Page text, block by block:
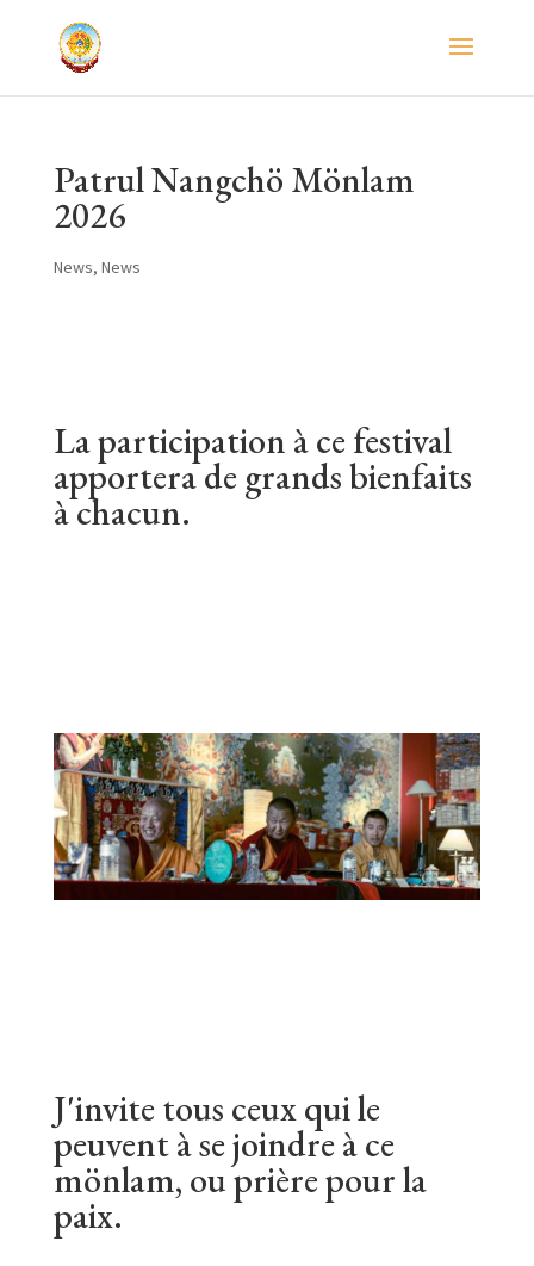
Patrul Nangchö Mönlam
2026
News, News
La participation à ce festival
apportera de grands bienfaits
à chacun.
J'invite tous ceux qui le
peuvent à se joindre à ce
mönlam, ou prière pour la
paix.